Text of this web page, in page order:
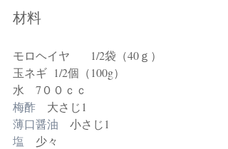
材料
モロヘイヤ      1/2袋（40ｇ）
玉ネギ  1/2個（100g）
水　7００ｃｃ
梅酢 大さじ1
薄口醤油 小さじ1
塩 少々